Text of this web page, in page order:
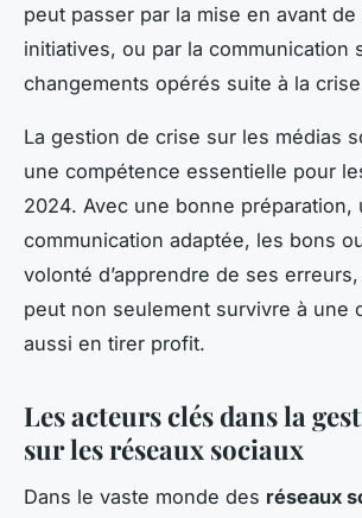
peut passer par la mise en avant
initiatives, ou par la communication
changements opérés suite à la
La gestion de crise sur les médias
une compétence essentielle pour
2024. Avec une bonne préparation,
communication adaptée, les bons
volonté d’apprendre de ses
peut non seulement survivre à une
aussi en tirer profit.
Les acteurs clés dans la
sur les réseaux sociaux
Dans le vaste monde des réseaux